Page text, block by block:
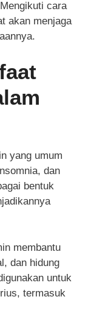
cara
akan menjaga
yang umum
dan
bentuk
membantu
dan hidung
untuk
termasuk